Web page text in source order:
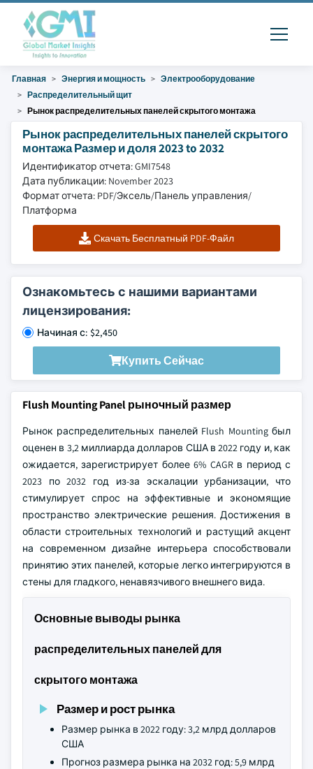
Главная Энергия и мощность
Электрооборудование
Распределительный щит
Рынок распределительных панелей скрытого монтажа
Рынок распределительных панелей скрытого
монтажа Размер и доля 2023 to 2032
Идентификатор отчета: GMI7548
Дата публикации: November 2023
Формат отчета: PDF/Эксель/Панель управления/
Платформа
Скачать Бесплатный PDF-Файл
Ознакомьтесь с нашими вариантами
лицензирования:
Начиная с: $2,450
Купить Сейчас
Flush Mounting Panel рыночный размер
Рынок распределительных панелей Flush Mounting был
оценен в 3,2 миллиарда долларов США в 2022 году и, как
ожидается, зарегистрирует более 6% CAGR в период с
2023 по 2032 год из-за эскалации урбанизации, что
стимулирует спрос на эффективные и экономящие
пространство электрические решения. Достижения в
области строительных технологий и растущий акцент
на современном дизайне интерьера способствовали
принятию этих панелей, которые легко интегрируются в
стены для гладкого, ненавязчивого внешнего вида.
Основные выводы рынка
распределительных панелей для
скрытого монтажа
Размер и рост рынка
Размер рынка в 2022 году: 3,2 млрд долларов
США
Прогноз размера рынка на 2032 год: 5,9 млрд